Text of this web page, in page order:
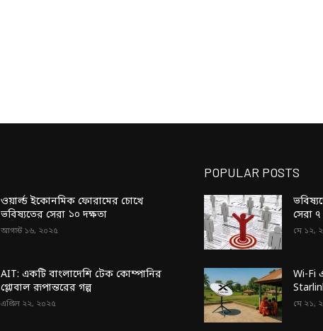
ওয়ার্ল্ড ইকোনমিক ফোরামের চোখে
ভবিষ্যতের সেরা ১০ দক্ষতা
আগস্ট ১৬, ২০২৫
AIT: একটি বাংলাদেশি টেক কোম্পানির
গ্লোবাল রূপান্তরের গল্প
এপ্রিল ২২, ২০২৫
POPULAR POSTS
সেরা
মে ১২,
Wi-Fi
মে ২১,